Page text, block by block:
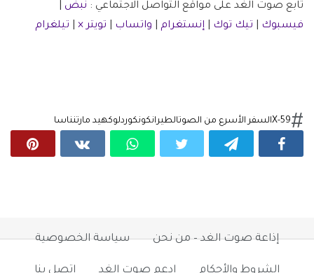
تابع صوت الغد على مواقع التواصل الاجتماعي : نبض
فيسبوك
تيك توك إنستغرام واتساب تويتر × تيلغرام
X-59السفر الأسرع من الصوتالطيرانكونكوردلوكهيد مارتنناسا
إذاعة صوت الغد – من نحن سياسة الخصوصية